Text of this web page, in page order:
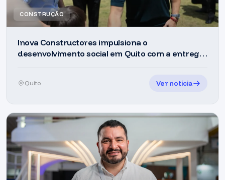
CONSTRUÇÃO
Inova Constructores impulsiona o
desenvolvimento social em Quito com a entrega
Quito Ver notícia